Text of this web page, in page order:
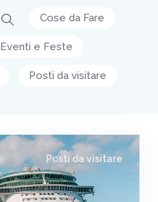
Cose da Fare
Eventi e Feste
Posti da visitare
Posti da visitare